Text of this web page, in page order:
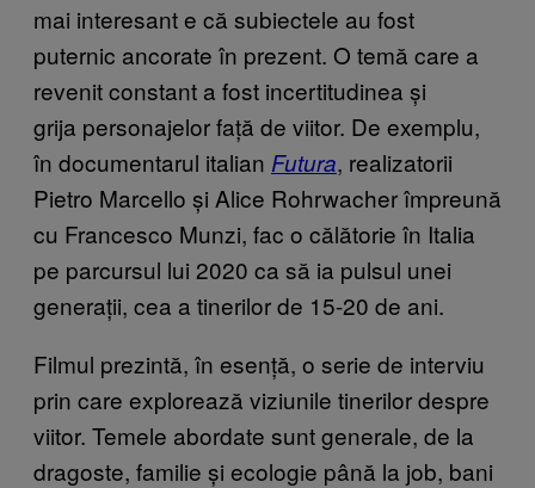
mai interesant e că subiectele au fost
puternic ancorate în prezent. O temă care a
revenit constant a fost incertitudinea și
grija personajelor față de viitor. De exemplu,
în documentarul italian Futura, realizatorii
Pietro Marcello și Alice Rohrwacher împreună
cu Francesco Munzi, fac o călătorie în Italia
pe parcursul lui 2020 ca să ia pulsul unei
generații, cea a tinerilor de 15-20 de ani.
Filmul prezintă, în esență, o serie de interviu
prin care explorează viziunile tinerilor despre
viitor. Temele abordate sunt generale, de la
dragoste, familie și ecologie până la job, bani